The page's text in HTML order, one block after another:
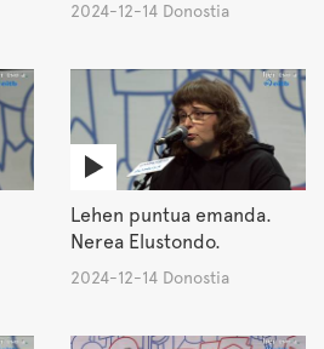
2024-12-14 Donostia
Lehen puntua emanda.
Nerea Elustondo.
2024-12-14 Donostia